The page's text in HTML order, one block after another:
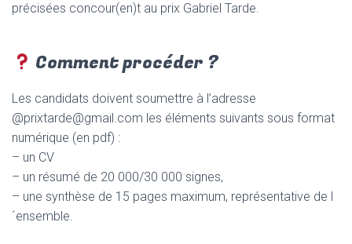
précisées concour(en)t au prix Gabriel Tarde.
Comment procéder ?
Les candidats doivent soumettre à l’adresse
@prixtarde@gmail.com les éléments suivants sous format
numérique (en pdf) :
– un CV
– un résumé de 20 000/30 000 signes,
– une synthèse de 15 pages maximum, représentative de l
´ensemble.